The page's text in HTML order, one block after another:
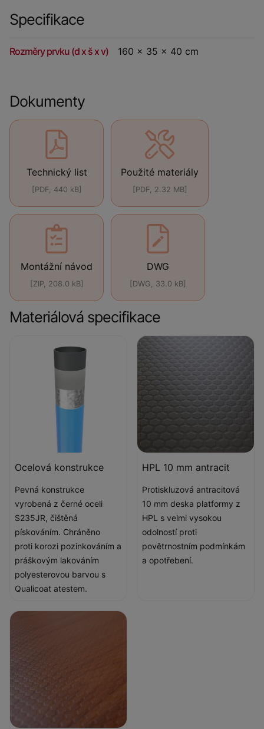
Specifikace
Rozměry prvku (d x š x v) 160 x 35 x 40 cm
Dokumenty
Technický list
[PDF, 440 kB]
Použité materiály
[PDF, 2.32 MB]
Montážní návod
[ZIP, 208.0 kB]
DWG
[DWG, 33.0 kB]
Materiálová specifikace
Ocelová konstrukce
Pevná konstrukce
vyrobená z černé oceli
S235JR, čištěná
pískováním. Chráněno
proti korozi pozinkováním a
práškovým lakováním
polyesterovou barvou s
Qualicoat atestem.
HPL 10 mm antracit
Protiskluzová antracitová
10 mm deska platformy z
HPL s velmi vysokou
odolností proti
povětrnostním podmínkám
a opotřebení.